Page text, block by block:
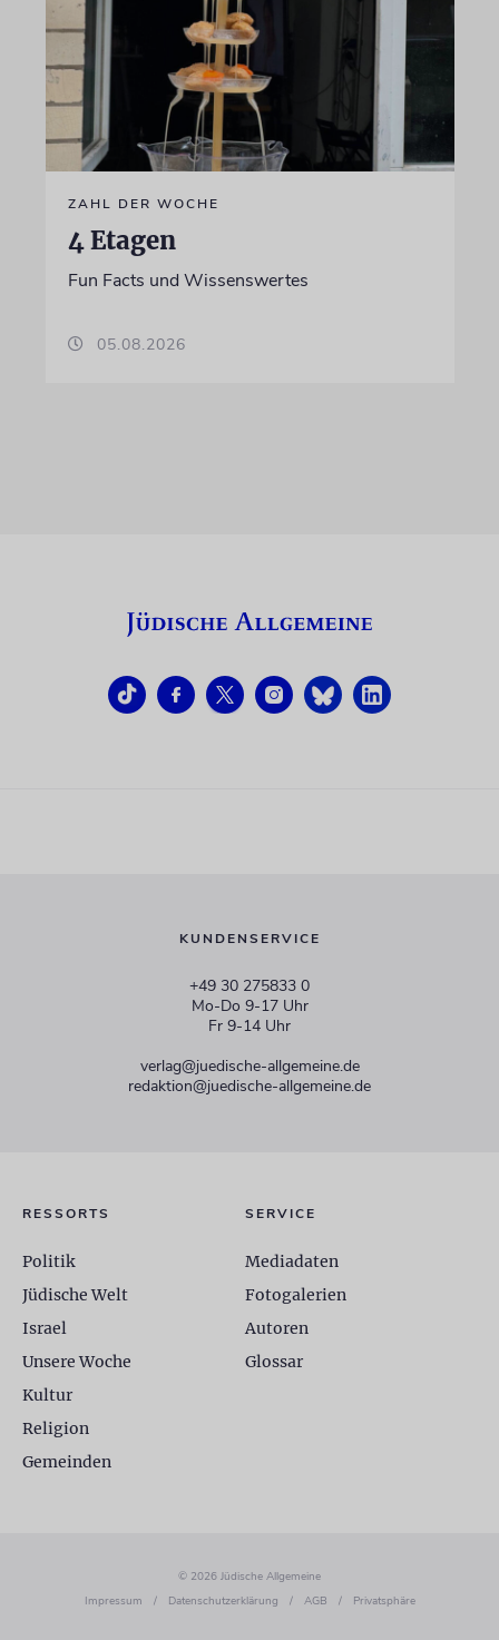
ZAHL DER WOCHE
4 Etagen
Fun Facts und Wissenswertes
05.08.2026
KUNDENSERVICE
+49 30 275833 0
Mo-Do 9-17 Uhr
Fr 9-14 Uhr
verlag@juedische-allgemeine.de
redaktion@juedische-allgemeine.de
RESSORTS
Politik
Jüdische Welt
Israel
Unsere Woche
Kultur
Religion
Gemeinden
SERVICE
Mediadaten
Fotogalerien
Autoren
Glossar
© 2026 Jüdische Allgemeine
Impressum
/ Datenschutzerklärung / AGB / Privatsphäre